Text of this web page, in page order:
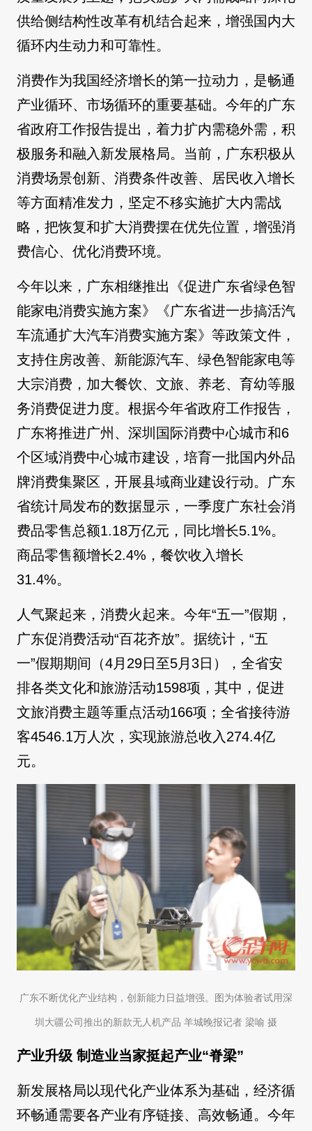
供给侧结构性改革有机结合起来，增强国内大
循环内生动力和可靠性。
消费作为我国经济增长的第一拉动力，是畅通
产业循环、市场循环的重要基础。今年的广东
省政府工作报告提出，着力扩内需稳外需，积
极服务和融入新发展格局。当前，广东积极从
消费场景创新、消费条件改善、居民收入增长
等方面精准发力，坚定不移实施扩大内需战
略，把恢复和扩大消费摆在优先位置，增强消
费信心、优化消费环境。
今年以来，广东相继推出《促进广东省绿色智
能家电消费实施方案》《广东省进一步搞活汽
车流通扩大汽车消费实施方案》等政策文件，
支持住房改善、新能源汽车、绿色智能家电等
大宗消费，加大餐饮、文旅、养老、育幼等服
务消费促进力度。根据今年省政府工作报告，
广东将推进广州、深圳国际消费中心城市和6
个区域消费中心城市建设，培育一批国内外品
牌消费集聚区，开展县域商业建设行动。广东
省统计局发布的数据显示，一季度广东社会消
费品零售总额1.18万亿元，同比增长5.1%。
商品零售额增长2.4%，餐饮收入增长
31.4%。
人气聚起来，消费火起来。今年“五一”假期，
广东促消费活动“百花齐放”。据统计，“五
一”假期期间（4月29日至5月3日），全省安
排各类文化和旅游活动1598项，其中，促进
文旅消费主题等重点活动166项；全省接待游
客4546.1万人次，实现旅游总收入274.4亿
元。
广东不断优化产业结构，创新能力日益增强。图为体验者试用深
圳大疆公司推出的新款无人机产品 羊城晚报记者 梁喻 摄
产业升级 制造业当家挺起产业“脊梁”
新发展格局以现代化产业体系为基础，经济循
环畅通需要各产业有序链接、高效畅通。今年